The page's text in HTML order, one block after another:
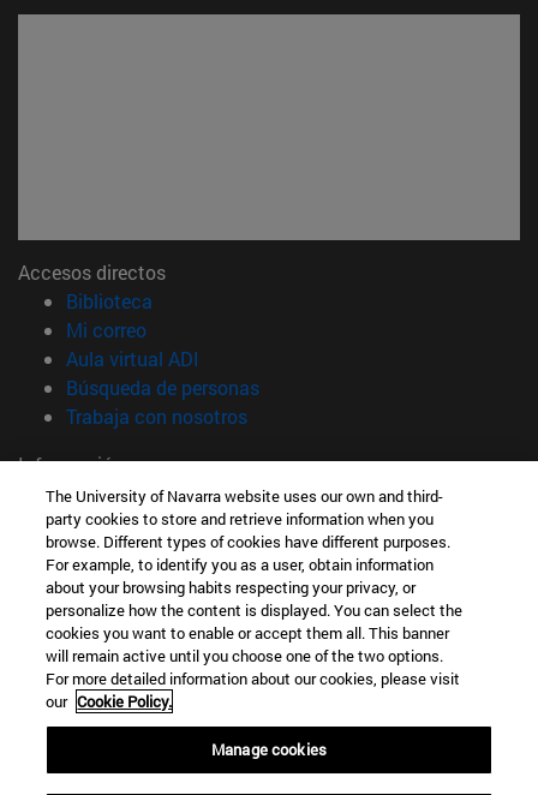
Accesos directos
Biblioteca
Mi correo(abre en nueva ventana)
Aula virtual ADI
Búsqueda de personas(abre en nueva ventana)
Trabaja con nosotros(abre en nueva ventana)
Información
TFNO +34 948 42 56 00
¿QUÉ GRADO TE INTERESA?
¿QUÉ MÁSTER TE INTERESA?
© Universidad de Navarra
Información legal
Accesibilidad
Configuración de cookies
Localizador de campus
The University of Navarra website uses our own and third-
party cookies to store and retrieve information when you
browse. Different types of cookies have different purposes.
For example, to identify you as a user, obtain information
about your browsing habits respecting your privacy, or
personalize how the content is displayed. You can select the
cookies you want to enable or accept them all. This banner
will remain active until you choose one of the two options.
For more detailed information about our cookies, please visit
our Cookie Policy.
Manage cookies